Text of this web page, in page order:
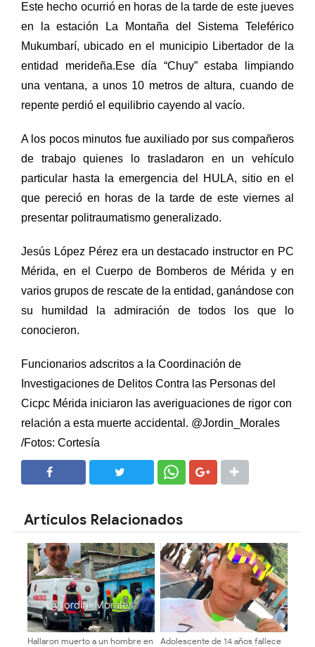
Este hecho ocurrió en horas de la tarde de este jueves
en la estación La Montaña del Sistema Teleférico
Mukumbarí, ubicado en el municipio Libertador de la
entidad merideña.Ese día “Chuy” estaba limpiando
una ventana, a unos 10 metros de altura, cuando de
repente perdió el equilibrio cayendo al vacío.
A los pocos minutos fue auxiliado por sus compañeros
de trabajo quienes lo trasladaron en un vehículo
particular hasta la emergencia del HULA, sitio en el
que pereció en horas de la tarde de este viernes al
presentar politraumatismo generalizado.
Jesús López Pérez era un destacado instructor en PC
Mérida, en el Cuerpo de Bomberos de Mérida y en
varios grupos de rescate de la entidad, ganándose con
su humildad la admiración de todos los que lo
conocieron.
Funcionarios adscritos a la Coordinación de
Investigaciones de Delitos Contra las Personas del
Cicpc Mérida iniciaron las averiguaciones de rigor con
relación a esta muerte accidental. @Jordin_Morales
/Fotos: Cortesía
Artículos Relacionados
Hallaron muerto a un hombre en
Adolescente de 14 años fallece